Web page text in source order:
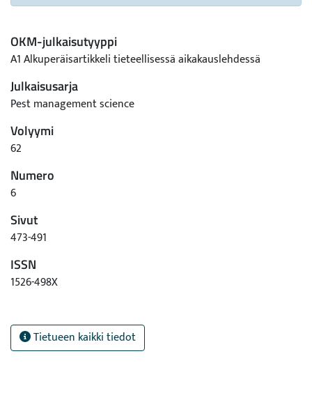
OKM-julkaisutyyppi
A1 Alkuperäisartikkeli tieteellisessä aikakauslehdessä
Julkaisusarja
Pest management science
Volyymi
62
Numero
6
Sivut
473-491
ISSN
1526-498X
Tietueen kaikki tiedot